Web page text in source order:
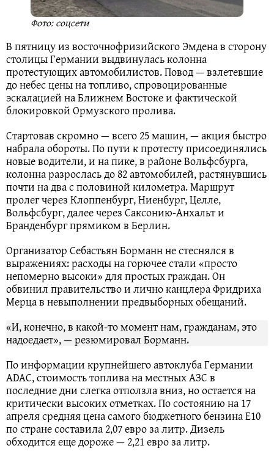
Фото: соцсети
В пятницу из восточнофризийского Эмдена в сторону
столицы Германии выдвинулась колонна
протестующих автомобилистов. Повод — взлетевшие
до небес цены на топливо, спровоцированные
эскалацией на Ближнем Востоке и фактической
блокировкой Ормузского пролива.
Стартовав скромно — всего 25 машин, — акция быстро
набрала обороты. По пути к протесту присоединялись
новые водители, и на пике, в районе Вольфсбурга,
колонна разрослась до 82 автомобилей, растянувшись
почти на два с половиной километра. Маршрут
пролег через Клоппенбург, Ниенбург, Целле,
Вольфсбург, далее через Саксонию-Анхальт и
Бранденбург прямиком в Берлин.
Организатор Себастьян Борманн не стеснялся в
выражениях: расходы на горючее стали «просто
непомерно высоки» для простых граждан. Он
обвинил правительство и лично канцлера Фридриха
Мерца в невыполнении предвыборных обещаний.
«И, конечно, в какой-то момент нам, гражданам, это
надоедает», — резюмировал Борманн.
По информации крупнейшего автоклуба Германии
ADAC, стоимость топлива на местных АЗС в
последние дни слегка отползла вниз, но остается на
критически высоких отметках. По состоянию на 17
апреля средняя цена самого бюджетного бензина E10
по стране составила 2,07 евро за литр. Дизель
обходится еще дороже — 2,21 евро за литр.